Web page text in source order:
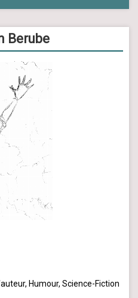
Berube
Humour, Science-Fiction